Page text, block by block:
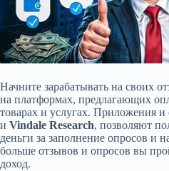
Начните зарабатывать на своих
на платформах, предлагающих
товарах и услугах. Приложения и
и Vindale Research, позволяют
деньги за заполнение опросов и
больше отзывов и опросов вы
доход.